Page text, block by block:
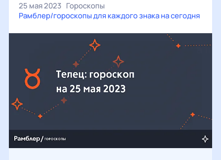
25 мая 2023 Гороскопы
Рамблер/гороскопы для каждого знака на сегодня